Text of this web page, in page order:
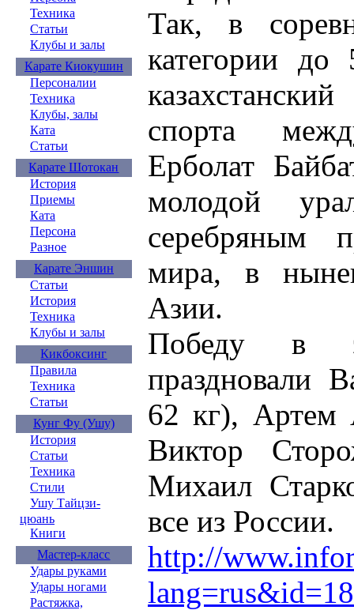
Техника
Статьи
Клубы и залы
Карате Киокушин
Персоналии
Техника
Клубы, залы
Ката
Статьи
Карате Шотокан
История
Приемы
Ката
Персона
Разное
Карате Эншин
Статьи
История
Техника
Клубы и залы
Кикбоксинг
Правила
Техника
Статьи
Кунг Фу (Ушу)
История
Статьи
Техника
Стили
Ушу Тайцзи-
цюань
Книги
Мастер-класс
Удары руками
Удары ногами
Растяжка,
Так, в
категории до
спорта
Ерболат
молодой
серебряным
мира, в
Азии.
Победу в
праздновали
62 кг), Артем
Виктор
Михаил
все из России.
http://